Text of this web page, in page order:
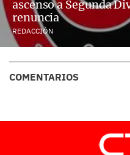
ascenso a Segunda
renuncia
REDACCIÓN
COMENTARIOS